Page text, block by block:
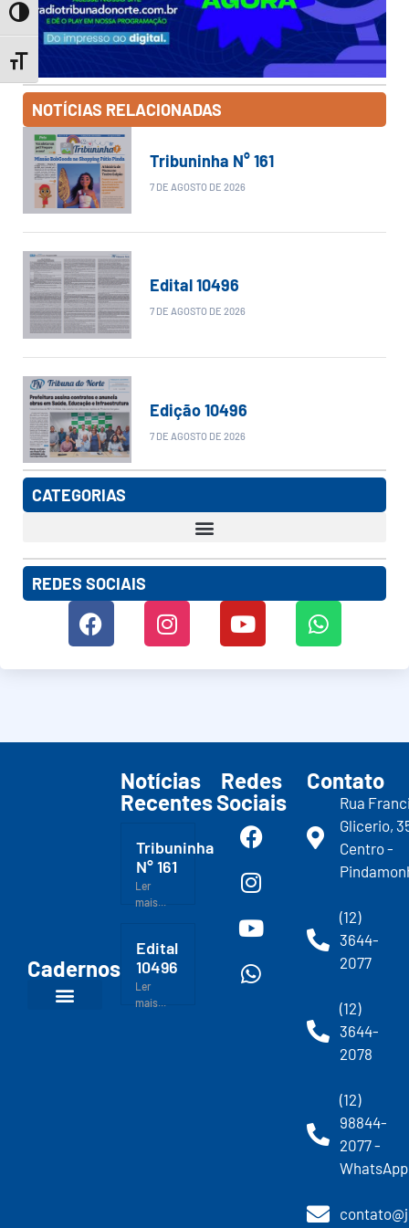
Toggle High Contrast
Toggle Font size
NOTÍCIAS RELACIONADAS
Tribuninha N° 161
7 DE AGOSTO DE 2026
Edital 10496
7 DE AGOSTO DE 2026
Edição 10496
7 DE AGOSTO DE 2026
CATEGORIAS
REDES SOCIAIS
Cadernos
Notícias
Recentes
Tribuninha
N° 161
Ler
mais...
Edital
10496
Ler
mais...
Redes
Sociais
Contato
Rua
Glicerio,
Centro -
(12)
3644-
2077
(12)
3644-
2078
(12)
98844-
2077 -
WhatsApp